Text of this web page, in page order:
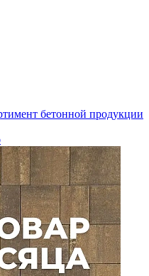
бетонной продукции